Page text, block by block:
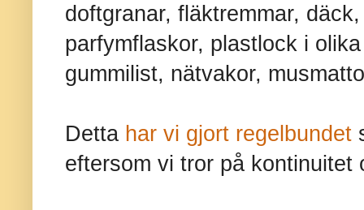
doftgranar, fläktremmar,
parfymflaskor, plastlock i
gummilist, nätvakor,
Detta har vi gjort regelbundet
eftersom vi tror på kontinuitet